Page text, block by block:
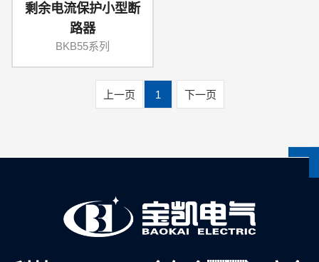
剩余电流保护小型断
路器
BKB55系列
上一页 1 下一页